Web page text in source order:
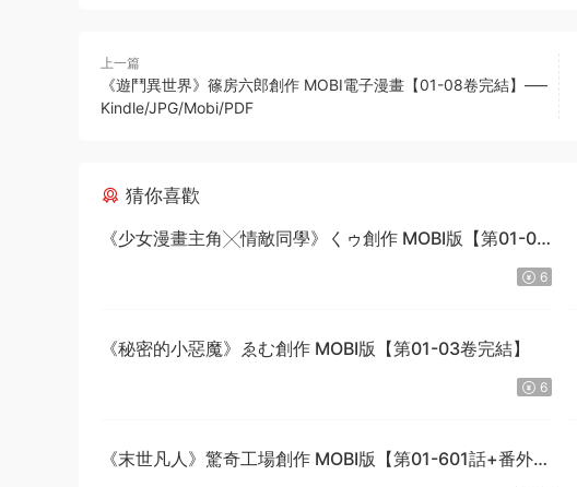
上一篇
《遊鬥異世界》篠房六郎創作 MOBI電子漫畫【01-08卷完結】—–
Kindle/JPG/Mobi/PDF
猜你喜歡
《少女漫畫主角╳情敵同學》くゥ創作 MOBI版【第01-04
6
《秘密的小惡魔》ゑむ創作 MOBI版【第01-03卷完結】
6
《末世凡人》驚奇工場創作 MOBI版【第01-601話+番外完